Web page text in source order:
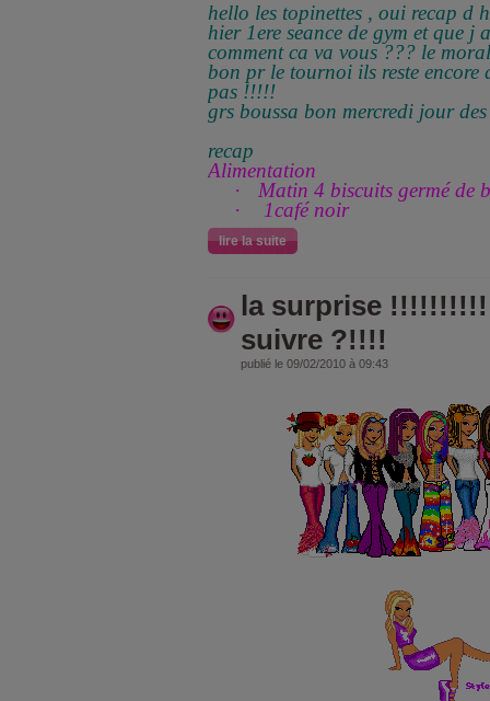
hello les topinettes , oui recap d
hier 1ere seance de gym et que
comment ca va vous ??? le
bon pr le tournoi ils reste encore
pas !!!!!
grs boussa bon mercredi jour des
recap
Alimentation
·
Matin 4 biscuits germé de
·
1café noir
lire la suite
la surprise
suivre ?!!!!
publié le 09/02/2010 à 09:43